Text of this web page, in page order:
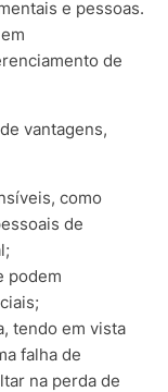
e pessoas.
de
vantagens,
como
de
podem
tendo em vista
falha de
na perda de